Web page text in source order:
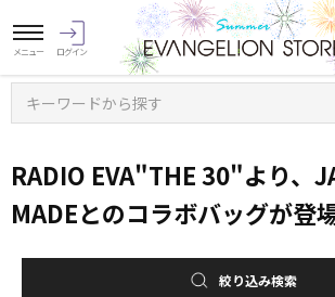
キーワードから探す
RADIO EVA"THE 30"より、
MADEとのコラボバッグが登
絞り込み検索